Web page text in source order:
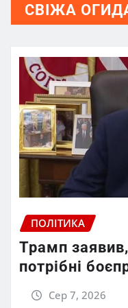
СВІЖА
ПОЛІТИКА
Трамп
потрібні
Сер 7, 2026